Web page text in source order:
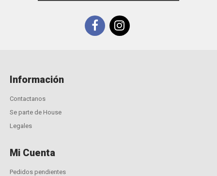
Información
Contactanos
Se parte de House
Legales
Mi Cuenta
Pedidos pendientes